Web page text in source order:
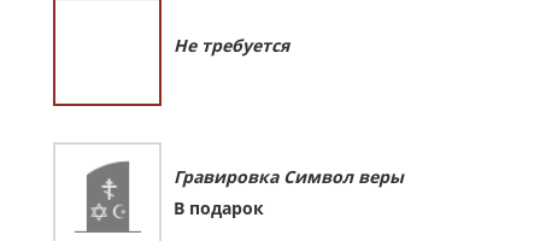
Не требуется
Гравировка Символ веры
В подарок